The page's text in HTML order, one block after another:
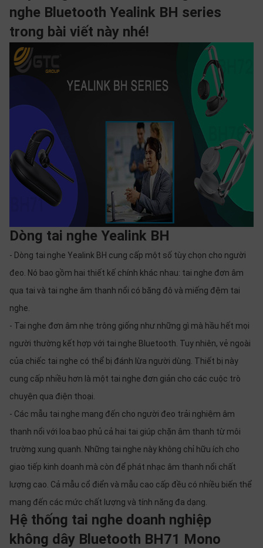
nghe Bluetooth Yealink BH series
trong bài viết này nhé!
Dòng tai nghe Yealink BH
- Dòng tai nghe Yealink BH cung cấp một số tùy chọn cho người
đeo. Nó bao gồm hai thiết kế chính khác nhau: tai nghe đơn âm
qua tai và tai nghe âm thanh nổi có băng đô và miếng đệm tai
nghe.
- Tai nghe đơn âm nhẹ trông giống như những gì mà hầu hết mọi
người thường kết hợp với tai nghe Bluetooth. Tuy nhiên, vẻ ngoài
của chiếc tai nghe có thể bị đánh lừa người dùng. Thiết bị này
cung cấp nhiều hơn là một tai nghe đơn giản cho các cuộc trò
chuyện qua điện thoại.
- Các mẫu tai nghe mang đến cho người đeo trải nghiệm âm
thanh nổi với loa bao phủ cả hai tai giúp chặn âm thanh từ môi
trường xung quanh. Những tai nghe này không chỉ hữu ích cho
giao tiếp kinh doanh mà còn để phát nhạc âm thanh nổi chất
lượng cao. Cả mẫu cổ điển và mẫu cao cấp đều có nhiều biến thể
mang đến các mức chất lượng và tính năng đa dạng.
Hệ thống tai nghe doanh nghiệp
không dây Bluetooth BH71 Mono
khác
DANH
MỤC
KHÁC
Giải
Hỗ
trợ
Liên
hệ
Giới
NGÔN
NGỮ
Tiếng
việt